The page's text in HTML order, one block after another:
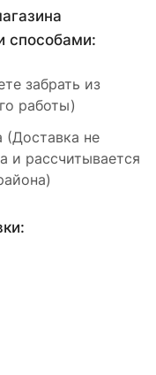
способами:
забрать из
работы)
(Доставка не
и рассчитывается